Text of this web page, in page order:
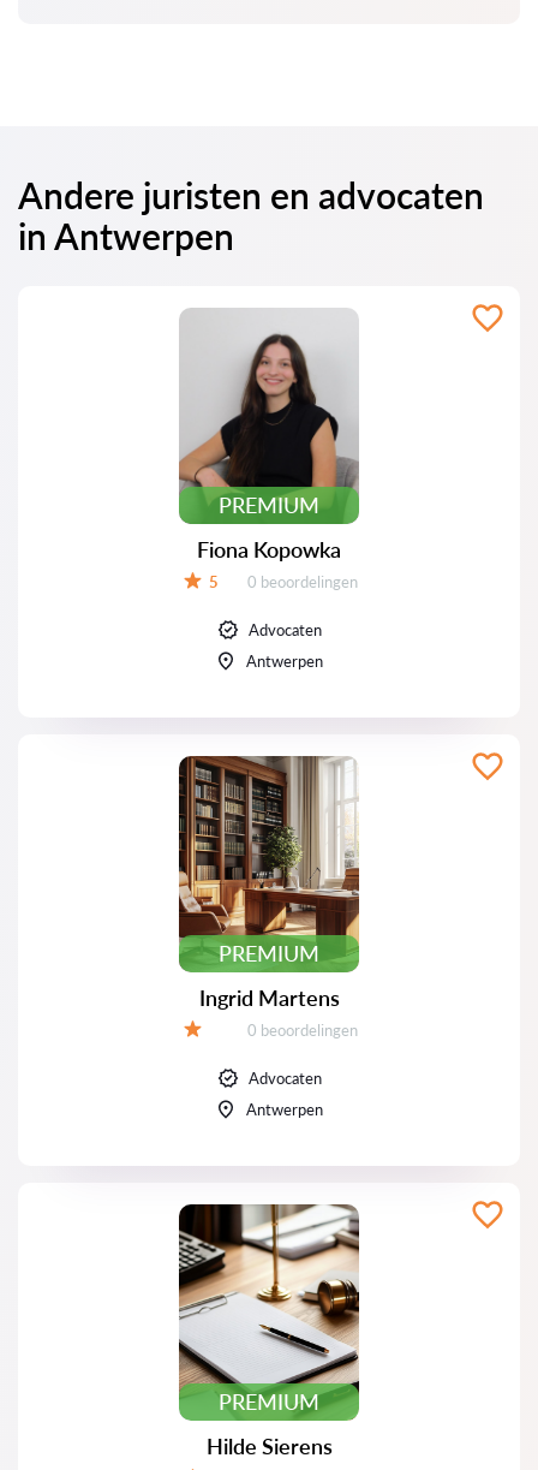
Andere juristen en advocaten
in Antwerpen
PREMIUM
Fiona Kopowka
5 Beoordelingen:
0 beoordelingen
Advocaten
Antwerpen
PREMIUM
Ingrid Martens
Beoordelingen:
0 beoordelingen
Advocaten
Antwerpen
PREMIUM
Hilde Sierens